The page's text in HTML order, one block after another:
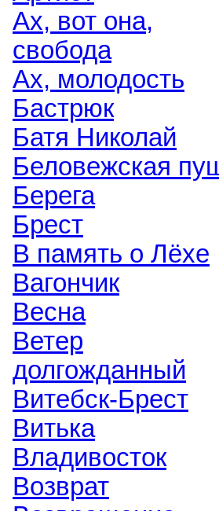
Ах, вот она,
свобода
Ах, молодость
Бастрюк
Батя Николай
Беловежская
Берега
Брест
В память о Лёхе
Вагончик
Весна
Ветер
долгожданный
Витебск-Брест
Витька
Владивосток
Возврат